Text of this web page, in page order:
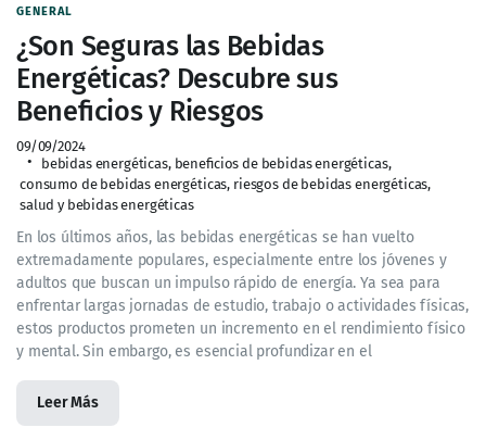
GENERAL
¿Son Seguras las Bebidas
Energéticas? Descubre sus
Beneficios y Riesgos
09/09/2024
bebidas energéticas, beneficios de bebidas energéticas,
consumo de bebidas energéticas, riesgos de bebidas energéticas,
salud y bebidas energéticas
En los últimos años, las bebidas energéticas se han vuelto
extremadamente populares, especialmente entre los jóvenes y
adultos que buscan un impulso rápido de energía. Ya sea para
enfrentar largas jornadas de estudio, trabajo o actividades físicas,
estos productos prometen un incremento en el rendimiento físico
y mental. Sin embargo, es esencial profundizar en el
Leer Más